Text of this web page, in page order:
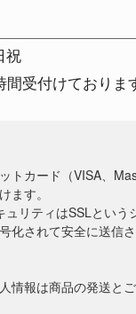
祝
間受付けておりま
トカード（VISA、
ます。
リティはSSLという
化されて安全に送信
情報は商品の発送と